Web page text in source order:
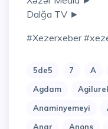
Dalğa TV ►
#xezerxeber
5de5 7 A
Agdam
Anaminyemeyi
Anar
Anons